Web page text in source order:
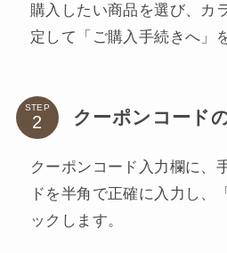
購入したい商品を選び、カ
定して「ご購入手続きへ」
STEP クーポンコード
クーポンコード入力欄に、
ドを半角で正確に入力し、
ックします。